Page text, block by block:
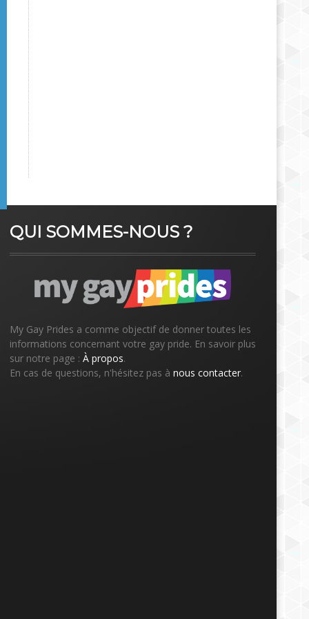
QUI SOMMES-NOUS ?
My Gay Prides a comme objectif de donner toutes les
informations concernant votre gay pride. En savoir plus
sur notre page : À propos.
En cas de questions, n'hésitez pas à nous contacter.